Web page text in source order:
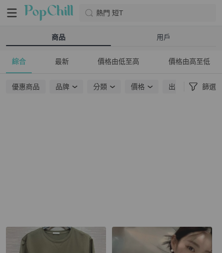
熱門 短T
商品 用戶
綜合 最新 價格由低至高 價格由高至低
優惠商品 品牌 分類 價格 出貨地點 篩選